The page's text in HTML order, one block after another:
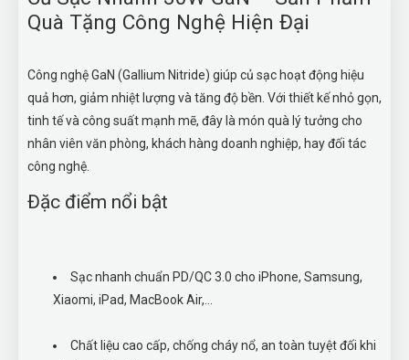
Quà Tặng Công Nghệ Hiện Đại
Công nghệ GaN (Gallium Nitride) giúp củ sạc hoạt động hiệu
quả hơn, giảm nhiệt lượng và tăng độ bền. Với thiết kế nhỏ gọn,
tinh tế và công suất mạnh mẽ, đây là món quà lý tưởng cho
nhân viên văn phòng, khách hàng doanh nghiệp, hay đối tác
công nghệ.
Đặc điểm nổi bật
Sạc nhanh chuẩn PD/QC 3.0 cho iPhone, Samsung,
Xiaomi, iPad, MacBook Air,...
Chất liệu cao cấp, chống cháy nổ, an toàn tuyệt đối khi